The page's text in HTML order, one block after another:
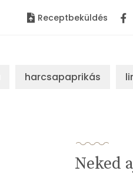
Receptbeküldés
harcsapaprikás
Neked